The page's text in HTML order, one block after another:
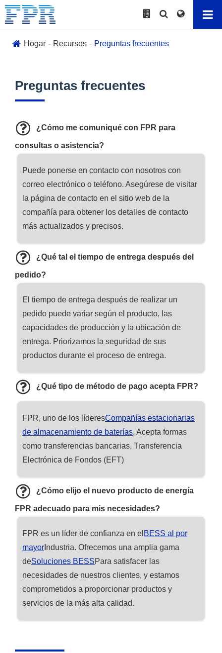
Hogar Recursos Preguntas frecuentes
Preguntas frecuentes
¿Cómo me comuniqué con FPR para
consultas o asistencia?
Puede ponerse en contacto con nosotros con
correo electrónico o teléfono. Asegúrese de visitar
la página de contacto en el sitio web de la
compañía para obtener los detalles de contacto
más actualizados y precisos.
¿Qué tal el tiempo de entrega después del
pedido?
El tiempo de entrega después de realizar un
pedido puede variar según el producto, las
capacidades de producción y la ubicación de
entrega. Priorizamos la seguridad de sus
productos durante el proceso de entrega.
¿Qué tipo de método de pago acepta FPR?
FPR, uno de los líderesCompañías estacionarias
de almacenamiento de baterías, Acepta formas
como transferencias bancarias, Transferencia
Electrónica de Fondos (EFT)
¿Cómo elijo el nuevo producto de energía
FPR adecuado para mis necesidades?
FPR es un líder de confianza en el BESS al por
mayor Industria. Ofrecemos una amplia gama
deSoluciones BESSPara satisfacer las
necesidades de nuestros clientes, y estamos
comprometidos a proporcionar productos y
servicios de la más alta calidad.